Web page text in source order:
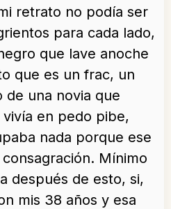
retrato no podía ser
para cada lado,
que lave anoche
que es un frac, un
de una novia que
en pedo pibe,
nada porque ese
Mínimo
después de esto, si,
mis 38 años y esa